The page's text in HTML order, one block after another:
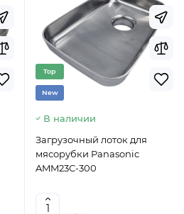
Top
New
В наличии
Загрузочный лоток для
мясорубки Panasonic
AMM23C-300